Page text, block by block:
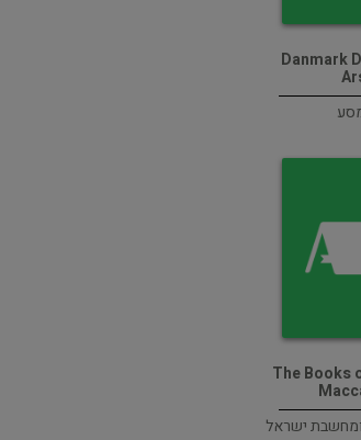
Danmark
The Books
ישראל